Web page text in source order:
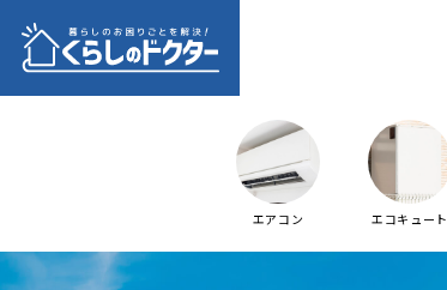
エアコン エコキュート